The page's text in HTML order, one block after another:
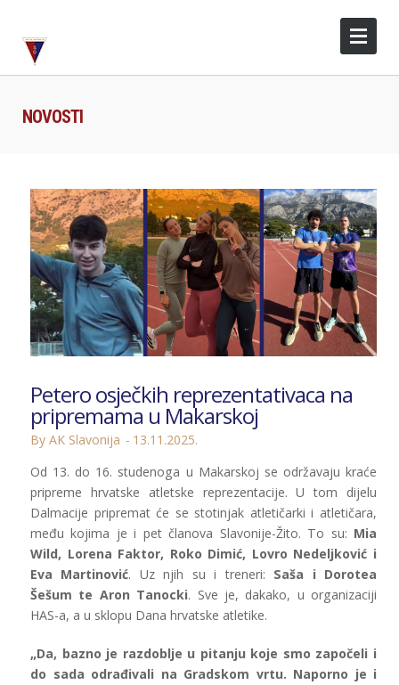
NOVOSTI
Petero osječkih reprezentativaca na
pripremama u Makarskoj
By AK Slavonija
13.11.2025.
Od 13. do 16. studenoga u Makarskoj se održavaju kraće
pripreme hrvatske atletske reprezentacije. U tom dijelu
Dalmacije pripremat će se stotinjak atletičarki i atletičara,
među kojima je i pet članova Slavonije-Žito. To su: Mia
Wild, Lorena Faktor, Roko Dimić, Lovro Nedeljković i
Eva Martinović. Uz njih su i treneri: Saša i Dorotea
Šešum te Aron Tanocki. Sve je, dakako, u organizaciji
HAS-a, a u sklopu Dana hrvatske atletike.
„Da, bazno je razdoblje u pitanju koje smo započeli i
do sada odrađivali na Gradskom vrtu. Naporno je i